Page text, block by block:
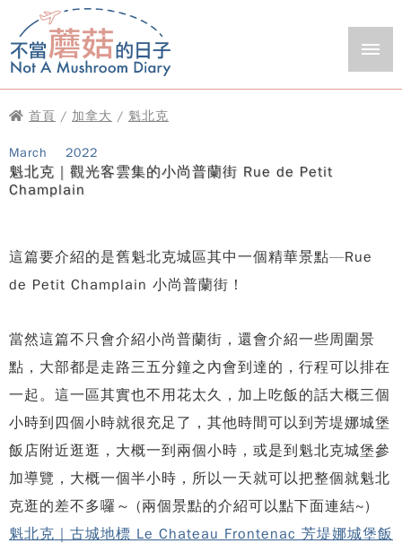
首頁 / 加拿大 / 魁北克
March 2022
魁北克｜觀光客雲集的小尚普蘭街 Rue de Petit
Champlain
這篇要介紹的是舊魁北克城區其中一個精華景點—Rue
de Petit Champlain 小尚普蘭街！
當然這篇不只會介紹小尚普蘭街，還會介紹一些周圍景
點，大部都是走路三五分鐘之內會到達的，行程可以排在
一起。這一區其實也不用花太久，加上吃飯的話大概三個
小時到四個小時就很充足了，其他時間可以到芳堤娜城堡
飯店附近逛逛，大概一到兩個小時，或是到魁北克城堡參
加導覽，大概一個半小時，所以一天就可以把整個就魁北
克逛的差不多囉～ (兩個景點的介紹可以點下面連結~)
魁北克｜古城地標 Le Chateau Frontenac 芳堤娜城堡飯